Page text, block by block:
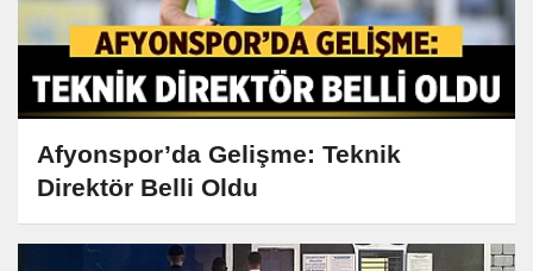
Afyonspor’da Gelişme: Teknik
Direktör Belli Oldu